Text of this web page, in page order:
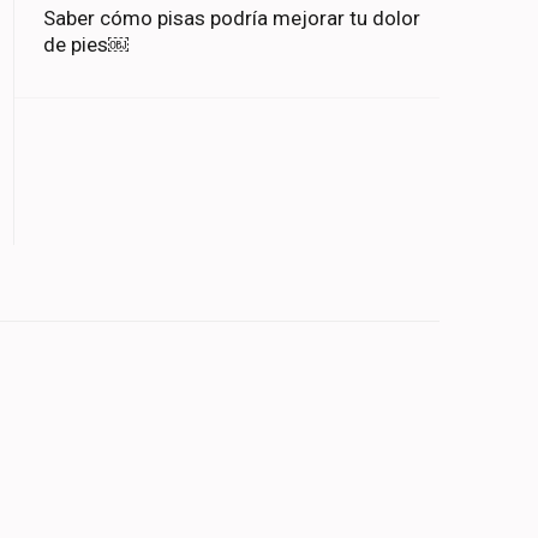
Saber cómo pisas podría mejorar tu dolor
de pies￼